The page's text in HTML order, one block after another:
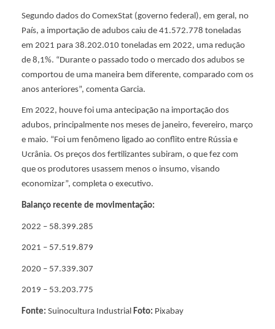
o
s
p
o
r
t
o
s
Segundo dados do ComexStat (governo federal), em geral, no
País, a importação de adubos caiu de 41.572.778 toneladas
em 2021 para 38.202.010 toneladas em 2022, uma redução
de 8,1%. “Durante o passado todo o mercado dos adubos se
comportou de uma maneira bem diferente, comparado com os
anos anteriores”, comenta Garcia.
Em 2022, houve foi uma antecipação na importação dos
adubos, principalmente nos meses de janeiro, fevereiro, março
e maio. “Foi um fenômeno ligado ao conflito entre Rússia e
Ucrânia. Os preços dos fertilizantes subiram, o que fez com
que os produtores usassem menos o insumo, visando
economizar”, completa o executivo.
Balanço recente de movimentação:
2022 – 58.399.285
2021 – 57.519.879
2020 – 57.339.307
2019 – 53.203.775
Fonte: Suinocultura Industrial Foto: Pixabay